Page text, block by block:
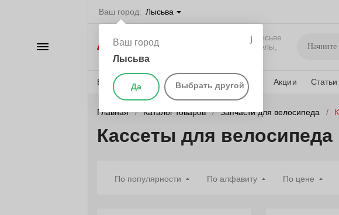
Ваш город: Лысьва
Ваш город
Лысьва
Да Выбрать другой
Велосипеды в Лысьве
самокаты, беговелы,
Веломагазины Бренды О компании Акции Статьи
Каталог
Главная Каталог товаров Запчасти для велосипеда
Кассеты для велосипеда
По популярности По алфавиту По цене